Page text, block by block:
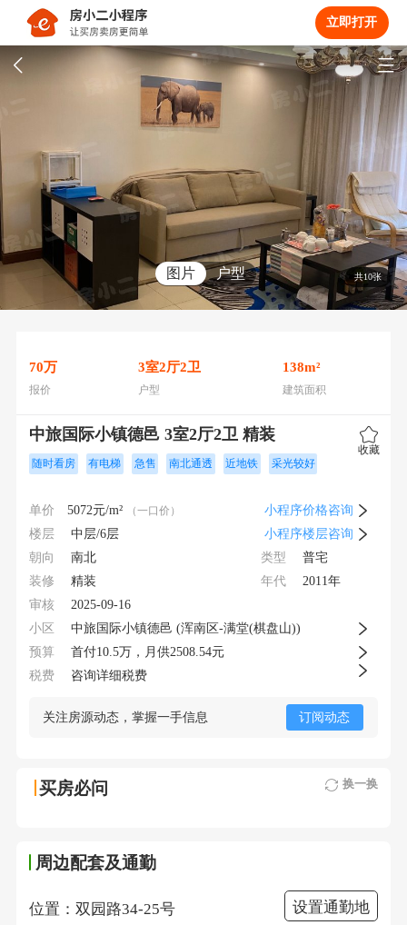
立即打开
共10张
图片 户型
70万
报价
3室2厅2卫
户型
138m²
建筑面积
中旅国际小镇德邑 3室2厅2卫 精装
收藏
随时看房
有电梯 急售 南北通透 近地铁 采光较好
单价 5072元/m² （一口价） 小程序价格咨询
楼层 中层/6层 小程序楼层咨询
朝向 南北 类型 普宅
装修 精装 年代 2011年
审核 2025-09-16
小区 中旅国际小镇德邑 (浑南区-满堂(棋盘山))
预算 首付10.5万，月供2508.54元
税费 咨询详细税费
关注房源动态，掌握一手信息 订阅动态
买房必问 换一换
周边配套及通勤
位置：双园路34-25号 设置通勤地